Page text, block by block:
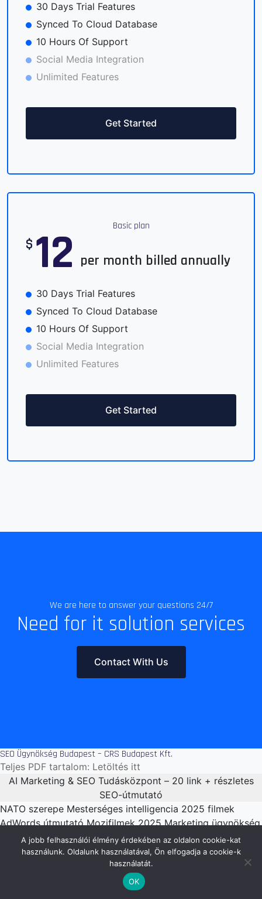
30 Days Trial Features
Synced To Cloud Database
10 Hours Of Support
Social Media Integration
Unlimited Features
Get Started
Basic plan
$ 12 per month billed annually
30 Days Trial Features
Synced To Cloud Database
10 Hours Of Support
Social Media Integration
Unlimited Features
Get Started
We are here to answer your questions 24/7
Need for it solution services
Contact With Us
SEO Ügynökség Budapest – CRS Budapest Kft.
Teljes PDF tartalom: Letöltés itt
AI Marketing & SEO Tudásközpont – 20 link + részletes
SEO-útmutató
NATO szerepe Mesterséges intelligencia 2025 filmek
AdWords útmutató Mozifilmek 2025 Marketing ügynökség
AI jelentése WordPress weboldal AI programozás PPC
jelentése Digital marketing Online marketing Linképítés
Piackutatás 2025
Prémium linképítés
SEO Útmutató – részletes magyarázat
A jobb felhasználói élmény érdekében az oldalon cookie-kat
használunk. Oldalunk használatával, Ön elfogadja a cookie-k
használatát.
OK